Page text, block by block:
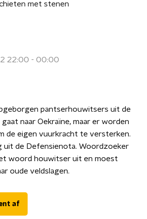
met stenen
22:00 - 00:00
pantserhouwitsers uit de
gaat naar Oekraïne, maar er worden
de eigen vuurkracht te versterken.
uit de Defensienota. Woordzoeker
woord houwitser uit en moest
oude veldslagen.
af